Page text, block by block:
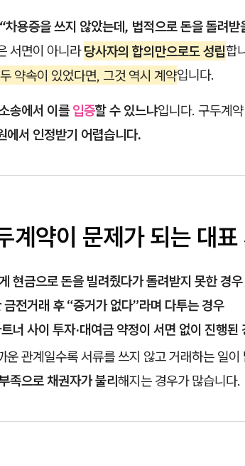
“차용증을 쓰지 않았는데, 법적으로 돈을 돌려
서면이 아니라당사자의 합의만으로도 성립합
약속이 있었다면, 그것 역시 계약입니다.
송에서 이를 입증할 수 있느냐입니다. 구두계
에서 인정받기 어렵습니다.
계약이 문제가 되는 대표
현금으로 돈을 빌려줬다가 돌려받지 못한 경우
금전거래 후 “증거가 없다”라며 다투는 경우
너 사이 투자·대여금 약정이 서면 없이 진행된
운 관계일수록 서류를 쓰지 않고 거래하는 일
족으로 채권자가 불리해지는 경우가 많습니다.